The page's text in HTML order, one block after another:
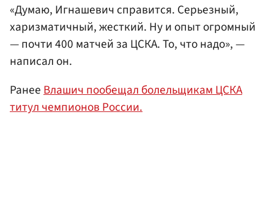
«Думаю, Игнашевич справится. Серьезный,
харизматичный, жесткий. Ну и опыт огромный
— почти 400 матчей за ЦСКА. То, что надо», —
написал он.
РанееВлашич пообещал болельщикам ЦСКА
титул чемпионов России.